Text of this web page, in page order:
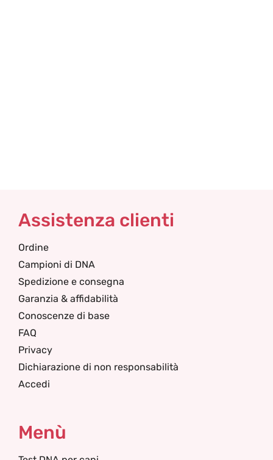
Assistenza clienti
Ordine
Campioni di DNA
Spedizione e consegna
Garanzia & affidabilità
Conoscenze di base
FAQ
Privacy
Dichiarazione di non responsabilità
Accedi
Menù